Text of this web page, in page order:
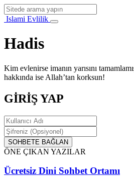
Islami Evlilik
Hadis
Kim evlenirse imanın yarısını
hakkında ise Allah’tan korksun!
GİRİŞ YAP
SOHBETE BAĞLAN
ÖNE ÇIKAN YAZILAR
Ücretsiz Dini Sohbet Ortamı